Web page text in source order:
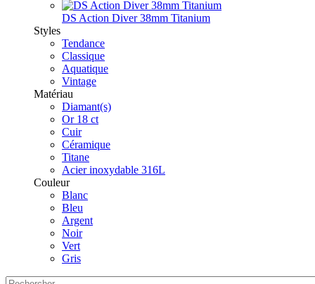
DS Action Diver 38mm Titanium
Styles
Tendance
Classique
Aquatique
Vintage
Matériau
Diamant(s)
Or 18 ct
Cuir
Céramique
Titane
Acier inoxydable 316L
Couleur
Blanc
Bleu
Argent
Noir
Vert
Gris